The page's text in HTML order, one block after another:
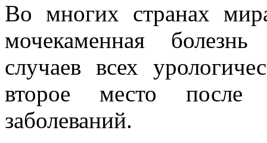
Во многих странах
мочекаменная
случаев всех
второе место после
заболеваний.